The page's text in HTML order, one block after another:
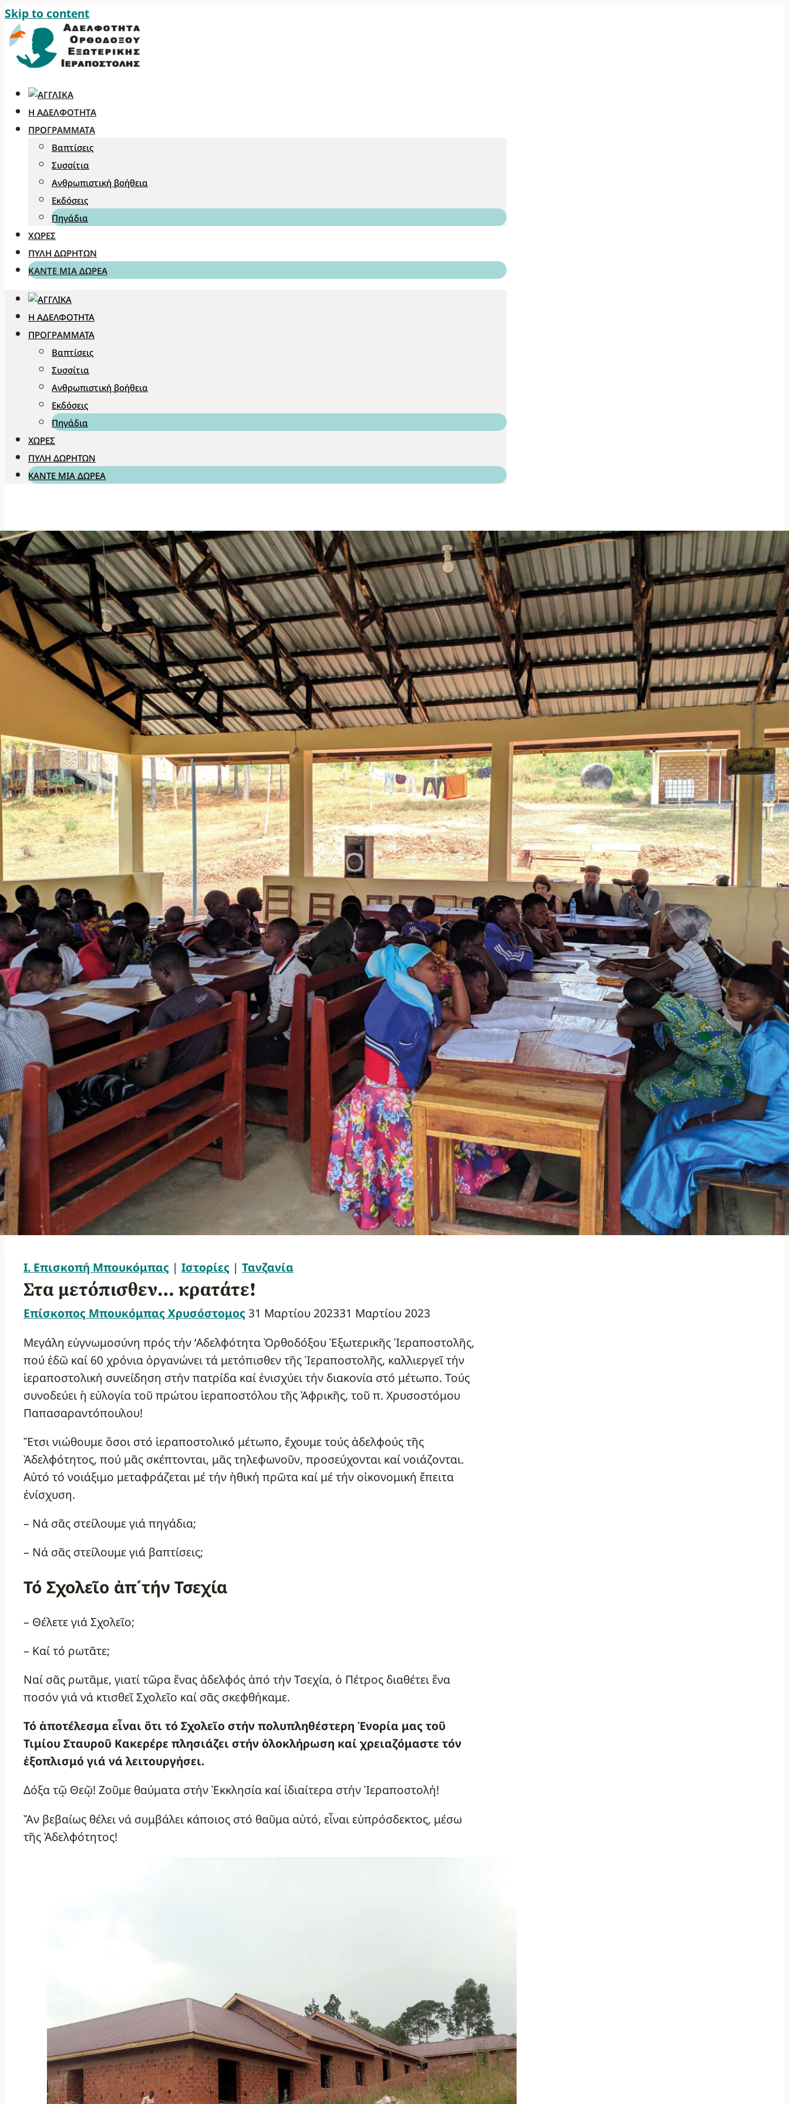
Skip to content
Η ΑΔΕΛΦΌΤΗΤΑ
ΠΡΟΓΡΆΜΜΑΤΑ
Βαπτίσεις
Συσσίτια
Ανθρωπιστική βοήθεια
Εκδόσεις
Πηγάδια
ΧΏΡΕΣ
ΠΎΛΗ ΔΩΡΗΤΏΝ
ΚΆΝΤΕ ΜΊΑ ΔΩΡΕΆ
Η ΑΔΕΛΦΌΤΗΤΑ
ΠΡΟΓΡΆΜΜΑΤΑ
Βαπτίσεις
Συσσίτια
Ανθρωπιστική βοήθεια
Εκδόσεις
Πηγάδια
ΧΏΡΕΣ
ΠΎΛΗ ΔΩΡΗΤΏΝ
ΚΆΝΤΕ ΜΊΑ ΔΩΡΕΆ
Ι. Επισκοπή Μπουκόμπας | Ιστορίες | Τανζανία
Στα μετόπισθεν… κρατάτε!
Επίσκοπος Μπουκόμπας Χρυσόστομος 31 Μαρτίου 202331 Μαρτίου 2023
Μεγάλη εὐγνωμοσύνη πρός τήν ‘Αδελφότητα Ὀρθοδόξου Ἐξωτερικῆς Ἱεραποστολῆς,
πού ἐδῶ καί 60 χρόνια ὀργανώνει τά μετόπισθεν τῆς Ἱεραποστολῆς, καλλιεργεῖ τήν
ἱεραποστολική συνείδηση στήν πατρίδα καί ἐνισχύει τήν διακονία στό μέτωπο. Τούς
συνοδεύει ἡ εὐλογία τοῦ πρώτου ἱεραποστόλου τῆς Ἀφρικῆς, τοῦ π. Χρυσοστόμου
Παπασαραντόπουλου!
Ἔτσι νιώθουμε ὅσοι στό ἱεραποστολικό μέτωπο, ἔχουμε τούς ἀδελφούς τῆς
Ἀδελφότητος, πού μᾶς σκέπτονται, μᾶς τηλεφωνοῦν, προσεύχονται καί νοιάζονται.
Αὐτό τό νοιάξιμο μεταφράζεται μέ τήν ἠθική πρῶτα καί μέ τήν οἰκονομική ἔπειτα
ἐνίσχυση.
– Νά σᾶς στείλουμε γιά πηγάδια;
– Νά σᾶς στείλουμε γιά βαπτίσεις;
Τό Σχολεῖο ἀπ΄τήν Τσεχία
– Θέλετε γιά Σχολεῖο;
– Καί τό ρωτᾶτε;
Ναί σᾶς ρωτᾶμε, γιατί τῶρα ἕνας ἀδελφός ἀπό τήν Τσεχία, ὁ Πέτρος διαθέτει ἕνα
ποσόν γιά νά κτισθεῖ Σχολεῖο καί σᾶς σκεφθήκαμε.
Τό ἀποτέλεσμα εἶναι ὅτι τό Σχολεῖο στήν πολυπληθέστερη Ἐνορία μας τοῦ
Τιμίου Σταυροῦ Κακερέρε πλησιάζει στήν ὁλοκλήρωση καί χρειαζόμαστε τόν
ἐξοπλισμό γιά νά λειτουργήσει.
Δόξα τῷ Θεῷ! Ζοῦμε θαύματα στήν Ἐκκλησία καί ἰδιαίτερα στήν Ἱεραποστολή!
Ἄν βεβαίως θέλει νά συμβάλει κάποιος στό θαῦμα αὐτό, εἶναι εὐπρόσδεκτος, μέσω
τῆς Ἀδελφότητος!